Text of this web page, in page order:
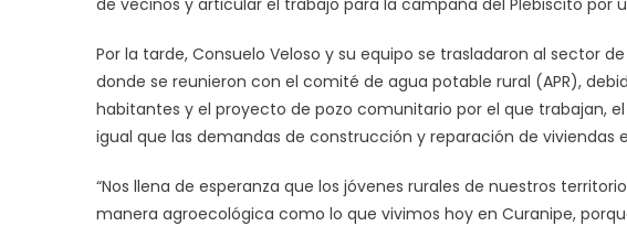
Por la tarde, Consuelo Veloso y su equipo se trasladaron al sector
donde se reunieron con el comité de agua potable rural (APR),
habitantes y el proyecto de pozo comunitario por el que trabajan,
igual que las demandas de construcción y reparación de viviendas
“Nos llena de esperanza que los jóvenes rurales de nuestros
manera agroecológica como lo que vivimos hoy en Curanipe,